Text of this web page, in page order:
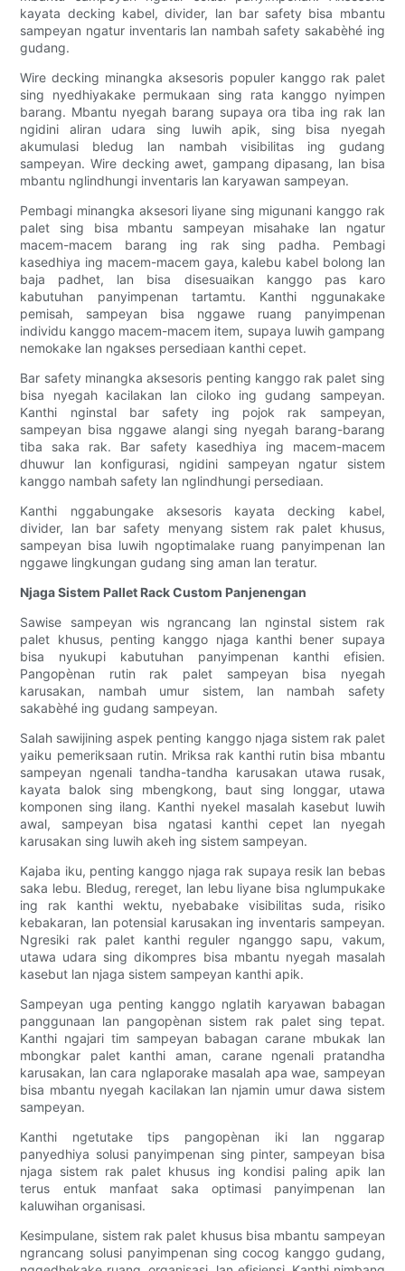
kayata decking kabel, divider, lan bar safety bisa mbantu
sampeyan ngatur inventaris lan nambah safety sakabèhé ing
gudang.
Wire decking minangka aksesoris populer kanggo rak palet
sing nyedhiyakake permukaan sing rata kanggo nyimpen
barang. Mbantu nyegah barang supaya ora tiba ing rak lan
ngidini aliran udara sing luwih apik, sing bisa nyegah
akumulasi bledug lan nambah visibilitas ing gudang
sampeyan. Wire decking awet, gampang dipasang, lan bisa
mbantu nglindhungi inventaris lan karyawan sampeyan.
Pembagi minangka aksesori liyane sing migunani kanggo rak
palet sing bisa mbantu sampeyan misahake lan ngatur
macem-macem barang ing rak sing padha. Pembagi
kasedhiya ing macem-macem gaya, kalebu kabel bolong lan
baja padhet, lan bisa disesuaikan kanggo pas karo
kabutuhan panyimpenan tartamtu. Kanthi nggunakake
pemisah, sampeyan bisa nggawe ruang panyimpenan
individu kanggo macem-macem item, supaya luwih gampang
nemokake lan ngakses persediaan kanthi cepet.
Bar safety minangka aksesoris penting kanggo rak palet sing
bisa nyegah kacilakan lan ciloko ing gudang sampeyan.
Kanthi nginstal bar safety ing pojok rak sampeyan,
sampeyan bisa nggawe alangi sing nyegah barang-barang
tiba saka rak. Bar safety kasedhiya ing macem-macem
dhuwur lan konfigurasi, ngidini sampeyan ngatur sistem
kanggo nambah safety lan nglindhungi persediaan.
Kanthi nggabungake aksesoris kayata decking kabel,
divider, lan bar safety menyang sistem rak palet khusus,
sampeyan bisa luwih ngoptimalake ruang panyimpenan lan
nggawe lingkungan gudang sing aman lan teratur.
Njaga Sistem Pallet Rack Custom Panjenengan
Sawise sampeyan wis ngrancang lan nginstal sistem rak
palet khusus, penting kanggo njaga kanthi bener supaya
bisa nyukupi kabutuhan panyimpenan kanthi efisien.
Pangopènan rutin rak palet sampeyan bisa nyegah
karusakan, nambah umur sistem, lan nambah safety
sakabèhé ing gudang sampeyan.
Salah sawijining aspek penting kanggo njaga sistem rak palet
yaiku pemeriksaan rutin. Mriksa rak kanthi rutin bisa mbantu
sampeyan ngenali tandha-tandha karusakan utawa rusak,
kayata balok sing mbengkong, baut sing longgar, utawa
komponen sing ilang. Kanthi nyekel masalah kasebut luwih
awal, sampeyan bisa ngatasi kanthi cepet lan nyegah
karusakan sing luwih akeh ing sistem sampeyan.
Kajaba iku, penting kanggo njaga rak supaya resik lan bebas
saka lebu. Bledug, rereget, lan lebu liyane bisa nglumpukake
ing rak kanthi wektu, nyebabake visibilitas suda, risiko
kebakaran, lan potensial karusakan ing inventaris sampeyan.
Ngresiki rak palet kanthi reguler nganggo sapu, vakum,
utawa udara sing dikompres bisa mbantu nyegah masalah
kasebut lan njaga sistem sampeyan kanthi apik.
Sampeyan uga penting kanggo nglatih karyawan babagan
panggunaan lan pangopènan sistem rak palet sing tepat.
Kanthi ngajari tim sampeyan babagan carane mbukak lan
mbongkar palet kanthi aman, carane ngenali pratandha
karusakan, lan cara nglaporake masalah apa wae, sampeyan
bisa mbantu nyegah kacilakan lan njamin umur dawa sistem
sampeyan.
Kanthi ngetutake tips pangopènan iki lan nggarap
panyedhiya solusi panyimpenan sing pinter, sampeyan bisa
njaga sistem rak palet khusus ing kondisi paling apik lan
terus entuk manfaat saka optimasi panyimpenan lan
kaluwihan organisasi.
Kesimpulane, sistem rak palet khusus bisa mbantu sampeyan
ngrancang solusi panyimpenan sing cocog kanggo gudang,